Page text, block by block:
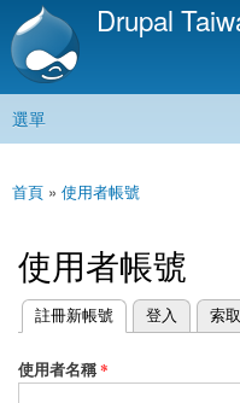
移
內
Drupal
主選單
選單
您在這裡
首頁 » 使用者帳號
使用者帳號
主要索引標籤
註冊新帳號
(作用中頁籤) 登入 索
使用者名稱*